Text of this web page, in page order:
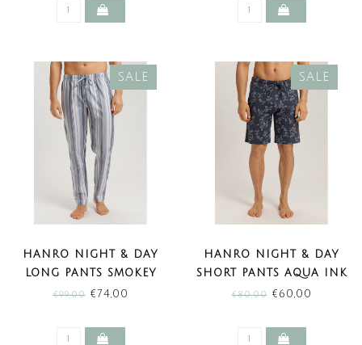
SALE
HANRO NIGHT & DAY
LONG PANTS SMOKEY
BLUE STRIPE (SALE)
€99,00€74,00
SALE
HANRO NIGHT & DAY
SHORT PANTS AQUA INK
LEAVES (SALE)
€80,00€60,00